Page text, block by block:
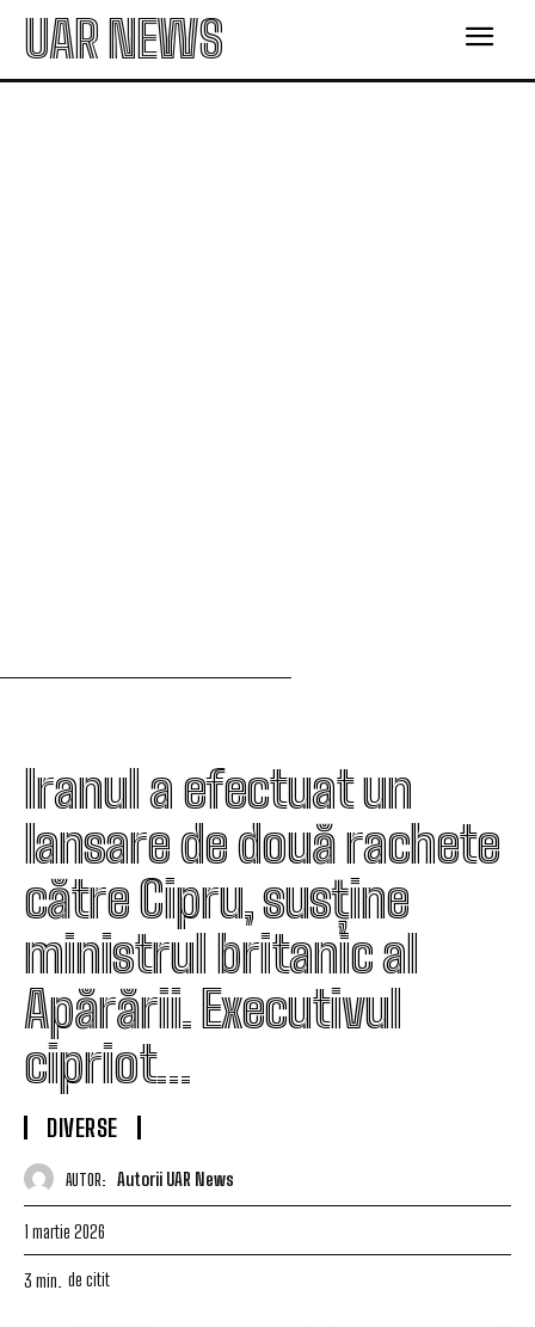
UAR NEWS
Iranul a efectuat un
lansare de două rachete
către Cipru, susține
ministrul britanic al
Apărării. Executivul
cipriot…
DIVERSE
AUTOR: Autorii UAR News
1 martie 2026
3 min. de citit